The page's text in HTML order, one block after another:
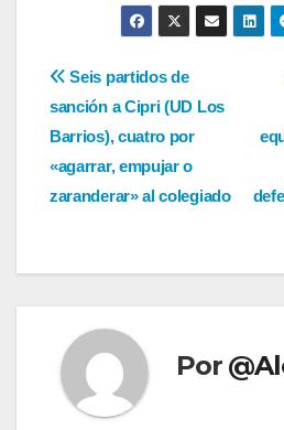
Navegación
de
entradas
Seis partidos de
sanción a Cipri (UD Los
Barrios), cuatro por
«agarrar, empujar o
zaranderar» al colegiado
Por